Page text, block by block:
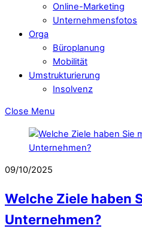
Online-Marketing
Unternehmensfotos
Orga
Büroplanung
Mobilität
Umstrukturierung
Insolvenz
Close Menu
09/10/2025
Welche Ziele haben
Unternehmen?